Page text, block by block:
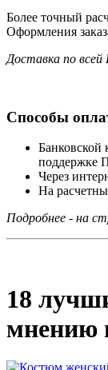
Более точный
Оформления
Доставка по всей
Способы
Банковской
поддержке
Через
На
Подробнее - на
18
мнению